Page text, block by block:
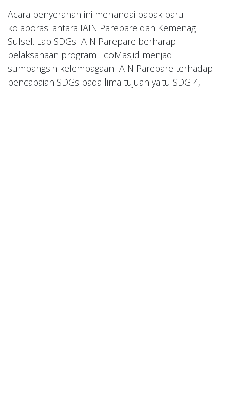
Acara penyerahan ini menandai babak baru
kolaborasi antara IAIN Parepare dan Kemenag
Sulsel. Lab SDGs IAIN Parepare berharap
pelaksanaan program EcoMasjid menjadi
sumbangsih kelembagaan IAIN Parepare terhadap
pencapaian SDGs pada lima tujuan yaitu SDG 4,